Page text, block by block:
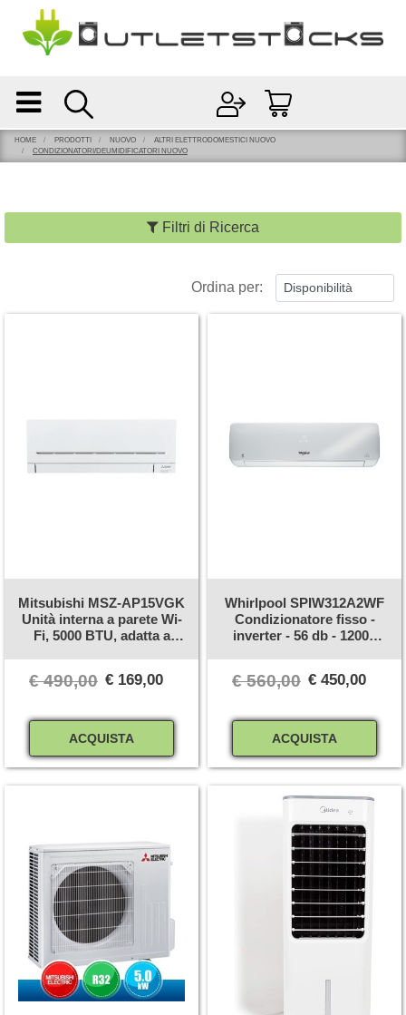
Open menu
HOME PRODOTTI NUOVO
ALTRI ELETTRODOMESTICI NUOVO
CONDIZIONATORI/DEUMIDIFICATORI NUOVO
Filtri di Ricerca
Ordina per:
Mitsubishi MSZ-AP15VGK
Unità interna a parete Wi-
Fi, 5000 BTU, adatta a
€ 490,00 € 169,00
ACQUISTA
Whirlpool SPIW312A2WF
Condizionatore fisso -
inverter - 56 db - 12000
€ 560,00 € 450,00
ACQUISTA